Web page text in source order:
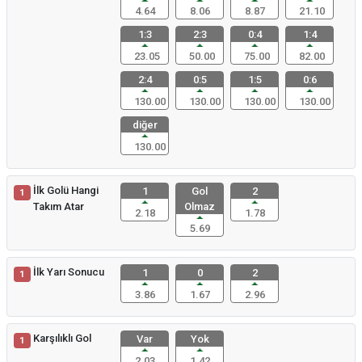
4.64
8.06
8.87
21.10
1:3
23.05
2:3
50.00
0:4
75.00
1:4
82.00
2:4
130.00
0:5
130.00
1:5
130.00
0:6
130.00
diğer
130.00
1
İlk Golü Hangi
Takım Atar
1
2.18
Gol
Olmaz
5.69
2
1.78
1 İlk Yarı Sonucu
1
3.86
0
1.67
2
2.96
1 Karşılıklı Gol
Var
Yok